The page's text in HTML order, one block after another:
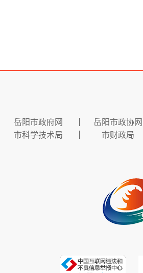
岳阳市政府网 岳阳市政协网
市科学技术局
市财政局